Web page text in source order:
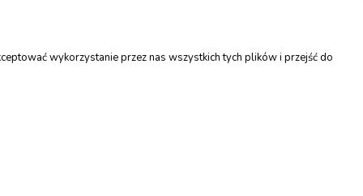
REGULAMIN SKLEPU
wykorzystanie przez nas wszystkich tych plików i przejść do